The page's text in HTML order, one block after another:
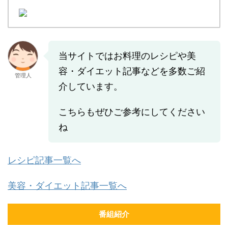
管理人
当サイトではお料理のレシピや美
容・ダイエット記事などを多数ご紹
介しています。
こちらもぜひご参考にしてください
ね
レシピ記事一覧へ
美容・ダイエット記事一覧へ
番組紹介